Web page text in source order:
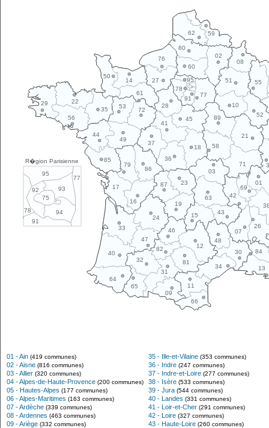
R�gion Parisienne
77
78
91
95
93
75
94
92
10
11
12
13
14
15
16
17
18
19
21
22
23
24
26
27
28
29
30
31
32
33
34
35
36
37
40
41
42
43
44
45
46
47
48
49
50
51
52
53
55
56
58
59
60
61
62
63
64
65
66
69
01
02
03
07
08
09
71
72
76
77
78
79
80
81
82 84
85
86
87
89
91
95
01 - Ain (419 communes)
02 - Aisne (816 communes)
03 - Allier (320 communes)
04 - Alpes-de-Haute-Provence (200 communes)
05 - Hautes-Alpes (177 communes)
06 - Alpes-Maritimes (163 communes)
07 - Ardèche (339 communes)
08 - Ardennes (463 communes)
09 - Ariège (332 communes)
35 - Ille-et-Vilaine (353 communes)
36 - Indre (247 communes)
37 - Indre-et-Loire (277 communes)
38 - Isère (533 communes)
39 - Jura (544 communes)
40 - Landes (331 communes)
41 - Loir-et-Cher (291 communes)
42 - Loire (327 communes)
43 - Haute-Loire (260 communes)